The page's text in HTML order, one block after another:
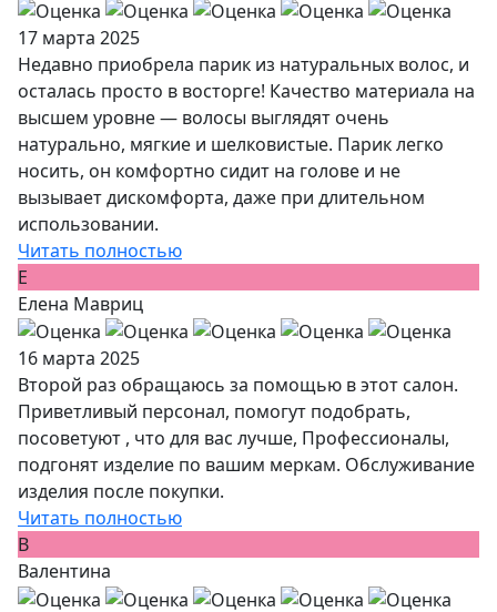
17 марта 2025
Недавно приобрела парик из натуральных волос, и
осталась просто в восторге! Качество материала на
высшем уровне — волосы выглядят очень
натурально, мягкие и шелковистые. Парик легко
носить, он комфортно сидит на голове и не
вызывает дискомфорта, даже при длительном
использовании.
Читать полностью
Е
Елена Мавриц
16 марта 2025
Второй раз обращаюсь за помощью в этот салон.
Приветливый персонал, помогут подобрать,
посоветуют , что для вас лучше, Профессионалы,
подгонят изделие по вашим меркам. Обслуживание
изделия после покупки.
Читать полностью
В
Валентина